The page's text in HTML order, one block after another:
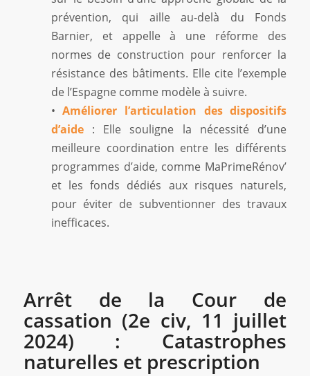
prévention, qui aille au-delà du Fonds
Barnier, et appelle à une réforme des
normes de construction pour renforcer la
résistance des bâtiments. Elle cite l’exemple
de l’Espagne comme modèle à suivre.
•Améliorer l’articulation des dispositifs
d’aide: Elle souligne la nécessité d’une
meilleure coordination entre les différents
programmes d’aide, comme MaPrimeRénov’
et les fonds dédiés aux risques naturels,
pour éviter de subventionner des travaux
inefficaces.
Arrêt de la Cour de
cassation (2e civ, 11 juillet
2024) : Catastrophes
naturelles et prescription